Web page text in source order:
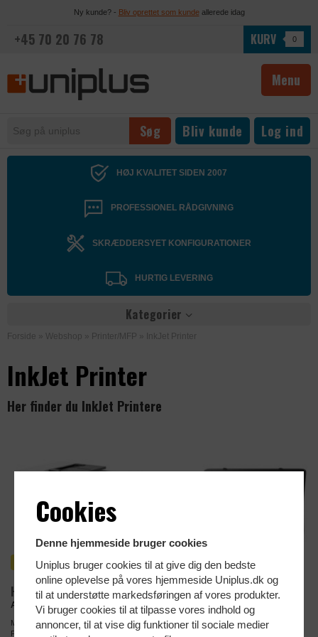
Cookies
Denne hjemmeside bruger cookies
Uniplus bruger cookies til at give dig den bedste
online oplevelse på vores hjemmeside Uniplus.dk og
til at understøtte markedsføringen af vores produkter.
Vi bruger cookies til at tilpasse vores indhold og
annoncer, til at vise dig funktioner til sociale medier
Ny kunde? - Bliv oprettet som kundeallerede idag
+45 70 20 76 78 KURV 0
Menu
Bliv kunde Log ind
HØJ KVALITET SIDEN 2007
PROFESSIONEL RÅDGIVNING
SKRÆDDERSYET KONFIGURATIONER
HURTIG LEVERING
Kategorier
Forside » Webshop » Printer/MFP » InkJet Printer
InkJet Printer
Her finder du InkJet Printere
HP OfficeJet PRO MFP
All-in-One Farveprinter
KAMPAGNEPRIS!
MFP Blækprinter Farve A3
Print/Scan/Kopi
HP Officejet Mobile Printer
Inkl. batteri
MOBIL PRINTER
Blækprinter Farve A4